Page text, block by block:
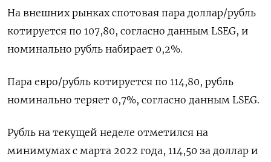
На внешних рынках спотовая пара доллар/рубль
котируется по 107,80, согласно данным LSEG, и
номинально рубль набирает 0,2%.
Пара евро/рубль котируется по 114,80, рубль
номинально теряет 0,7%, согласно данным LSEG.
Рубль на текущей неделе отметился на
минимумах с марта 2022 года, 114,50 за доллар и